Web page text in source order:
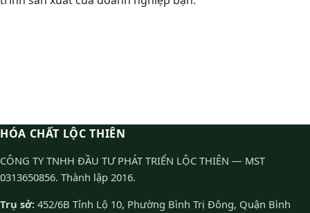
HÓA CHẤT LỘC THIÊN
CÔNG TY TNHH ĐẦU TƯ PHÁT TRIỂN LỘC THIÊN — MST
0313650856. Thành lập 2016.
Trụ sở: 452/6B Tỉnh Lộ 10, Phường Bình Trị Đông, Quận Bình